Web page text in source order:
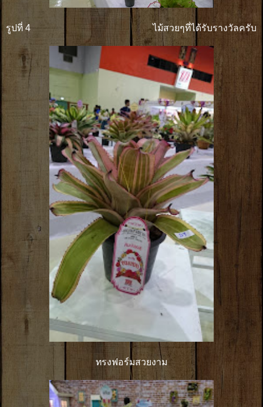
รูปที่ 4 ไม้สวยๆที่ได้รับรางวัลครับ
ทรงฟอร์มสวยงาม